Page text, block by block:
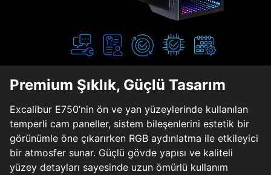
Premium Şıklık, Güçlü Tasarım
Excalibur E750’nin ön ve yan yüzeylerinde kullanılan
temperli cam paneller, sistem bileşenlerini estetik bir
görünümle öne çıkarırken RGB aydınlatma ile etkileyici
bir atmosfer sunar. Güçlü gövde yapısı ve kaliteli
yüzey detayları sayesinde uzun ömürlü kullanım